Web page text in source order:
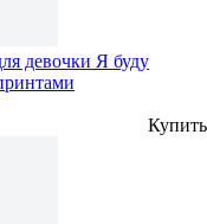
девочки Я буду
Купить